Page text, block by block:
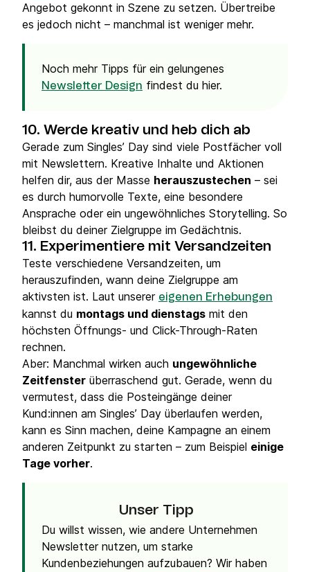
Angebot gekonnt in Szene zu setzen. Übertreibe
es jedoch nicht – manchmal ist weniger mehr.
Noch mehr Tipps für ein gelungenes
Newsletter Design findest du hier.
10. Werde kreativ und heb dich ab
Gerade zum Singles’ Day sind viele Postfächer voll
mit Newslettern. Kreative Inhalte und Aktionen
helfen dir, aus der Masse herauszustechen – sei
es durch humorvolle Texte, eine besondere
Ansprache oder ein ungewöhnliches Storytelling. So
bleibst du deiner Zielgruppe im Gedächtnis.
11. Experimentiere mit Versandzeiten
Teste verschiedene Versandzeiten, um
herauszufinden, wann deine Zielgruppe am
aktivsten ist. Laut unserer eigenen Erhebungen
kannst du montags und dienstags mit den
höchsten Öffnungs- und Click-Through-Raten
rechnen.
Aber: Manchmal wirken auch ungewöhnliche
Zeitfenster überraschend gut. Gerade, wenn du
vermutest, dass die Posteingänge deiner
Kund:innen am Singles’ Day überlaufen werden,
kann es Sinn machen, deine Kampagne an einem
anderen Zeitpunkt zu starten – zum Beispiel einige
Tage vorher.
Unser Tipp
Du willst wissen, wie andere Unternehmen
Newsletter nutzen, um starke
Kundenbeziehungen aufzubauen? Wir haben